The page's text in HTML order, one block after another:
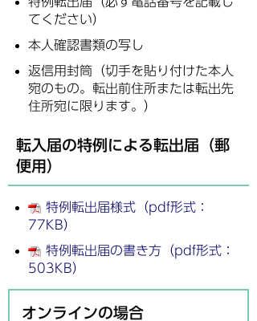
てください）
本人確認書類の写し
返信用封筒（切手を貼り付けた本人
宛のもの。転出前住所または転出先
住所宛に限ります。）
転入届の特例による転出届（郵
便用）
特例転出届様式（pdf形式：
77KB）
特例転出届の書き方（pdf形式：
503KB）
オンラインの場合